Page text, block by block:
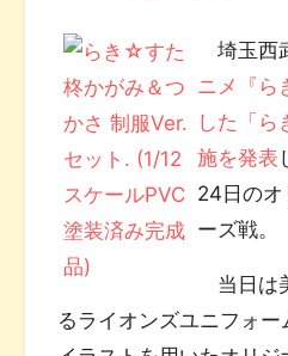
埼玉西
ニメ『ら
した「
施を発表
24日のオ
ーズ戦。
当日は
るライオンズユニフォー